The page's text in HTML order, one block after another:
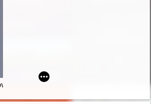
Dżugaszwili (1907-1943) : nieznany